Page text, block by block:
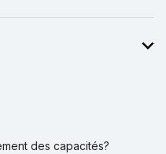
des capacités?